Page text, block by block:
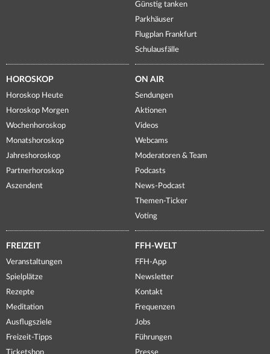
Günstig tanken
Parkhäuser
Flugplan Frankfurt
Schulausfälle
HOROSKOP
Horoskop Heute
Horoskop Morgen
Wochenhoroskop
Monatshoroskop
Jahreshoroskop
Partnerhoroskop
Aszendent
ON AIR
Sendungen
Aktionen
Videos
Webcams
Moderatoren & Team
Podcasts
News-Podcast
Themen-Ticker
Voting
FREIZEIT
Veranstaltungen
Spielplätze
Rezepte
Meditation
Ausflugsziele
Freizeit-Tipps
FFH-WELT
FFH-App
Newsletter
Kontakt
Frequenzen
Jobs
Führungen